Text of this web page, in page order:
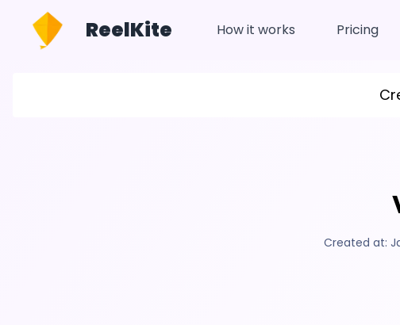
ReelKite How it works Pricing
Created at: